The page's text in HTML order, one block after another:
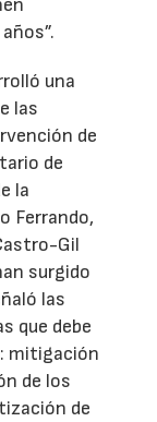
una
las
de
de
la
Ferrando,
Gil
surgido
las
que debe
mitigación
de los
de